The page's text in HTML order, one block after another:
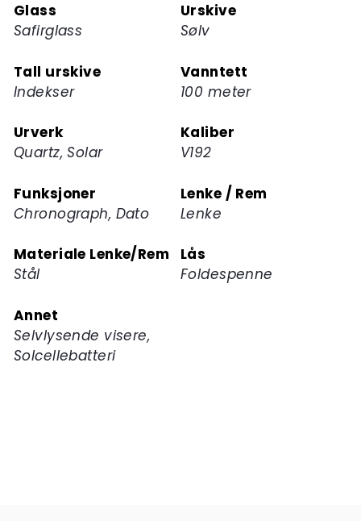
produktet
Glass
Safirglass
Urskive
Sølv
Tall urskive
Indekser
Vanntett
100 meter
Urverk
Quartz, Solar
Kaliber
V192
Funksjoner
Chronograph, Dato
Lenke / Rem
Lenke
Materiale Lenke/Rem
Stål
Lås
Foldespenne
Annet
Selvlysende visere,
Solcellebatteri